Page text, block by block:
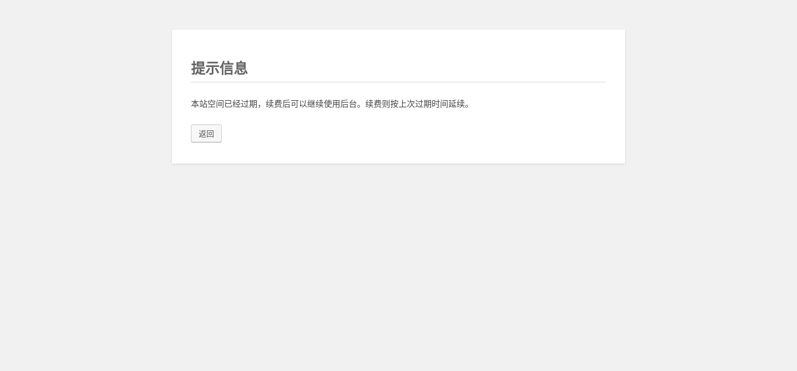
提示信息
本站空间已经过期，续费后可以继续使用后台。续费则按上次过期时间延续。
返回